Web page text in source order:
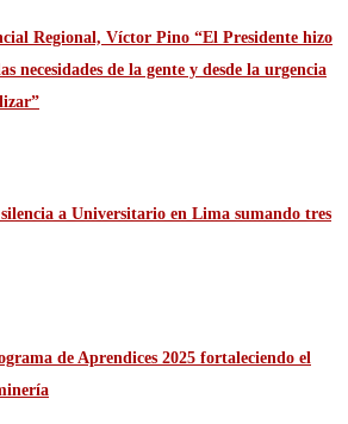
Regional, Víctor Pino “El Presidente hizo
necesidades de la gente y desde la urgencia
a Universitario en Lima sumando tres
de Aprendices 2025 fortaleciendo el